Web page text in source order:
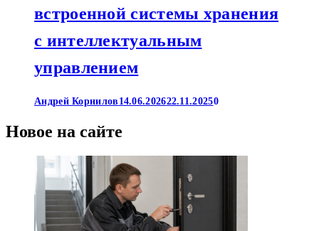
встроенной системы хранения
с интеллектуальным
управлением
Андрей Корнилов 14.06.202622.11.20250
Новое на сайте